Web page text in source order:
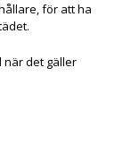
för att ha
när det gäller